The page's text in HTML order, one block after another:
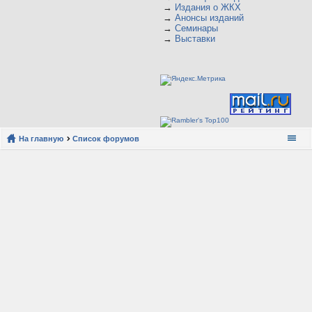
→ Издания о ЖКХ
→ Анонсы изданий
→ Семинары
→ Выставки
На главную Список форумов